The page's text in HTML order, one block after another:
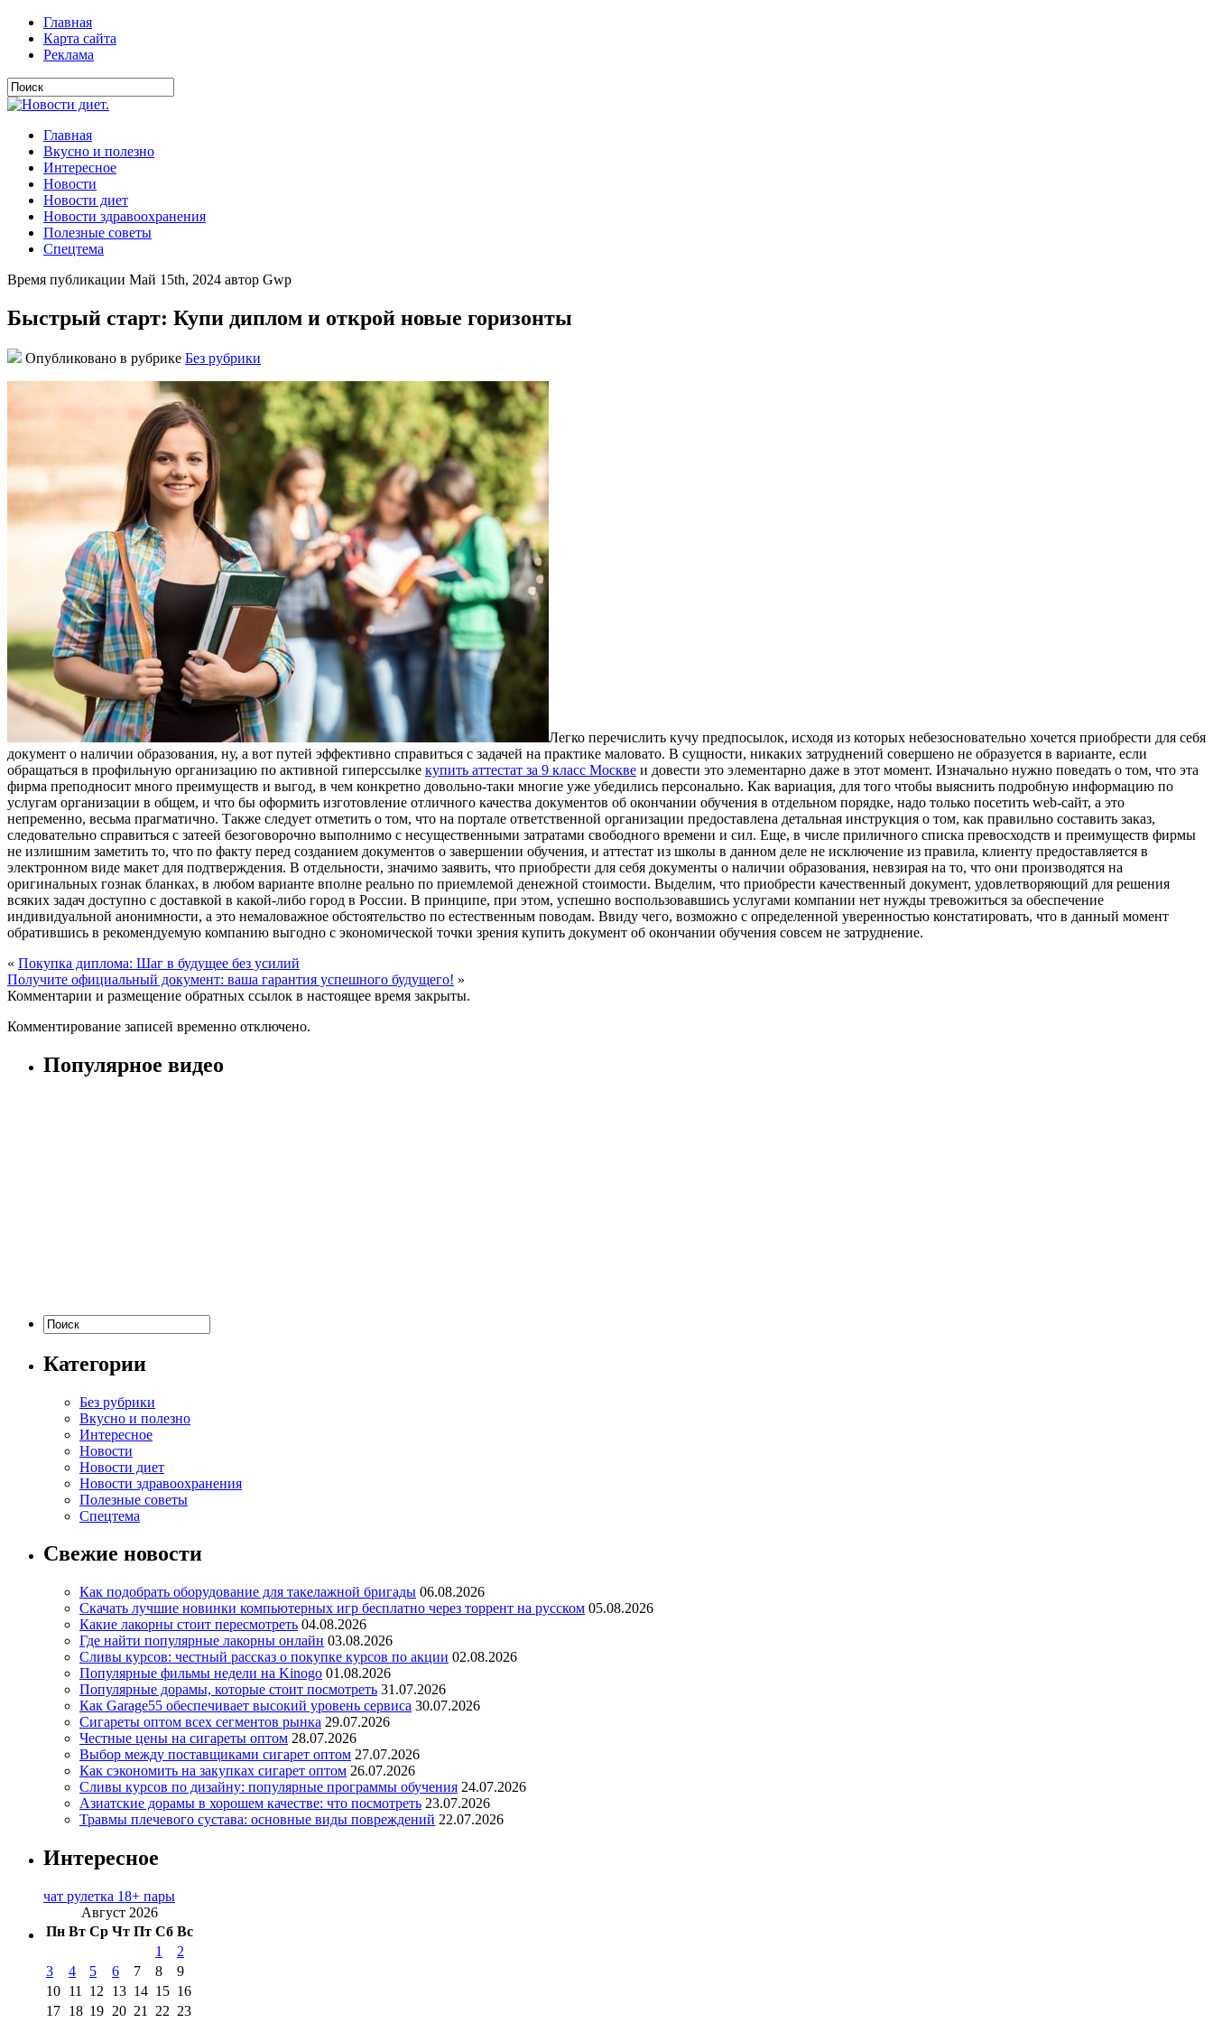
Главная
Карта сайта
Реклама
Главная
Вкусно и полезно
Интересное
Новости
Новости диет
Новости здравоохранения
Полезные советы
Спецтема
Время публикации Май 15th, 2024 автор Gwp
Быстрый старт: Купи диплом и открой новые горизонты
Опубликовано в рубрике Без рубрики
Легко перечислить кучу предпосылок, исходя из которых небезосновательно хочется приобрести для себя
документ о наличии образования, ну, а вот путей эффективно справиться с задачей на практике маловато. В сущности, никаких затруднений совершено не образуется в варианте, если
обращаться в профильную организацию по активной гиперссылке купить аттестат за 9 класс Москве и довести это элементарно даже в этот момент. Изначально нужно поведать о том, что эта
фирма преподносит много преимуществ и выгод, в чем конкретно довольно-таки многие уже убедились персонально. Как вариация, для того чтобы выяснить подробную информацию по
услугам организации в общем, и что бы оформить изготовление отличного качества документов об окончании обучения в отдельном порядке, надо только посетить web-сайт, а это
непременно, весьма прагматично. Также следует отметить о том, что на портале ответственной организации предоставлена детальная инструкция о том, как правильно составить заказ,
следовательно справиться с затеей безоговорочно выполнимо с несущественными затратами свободного времени и сил. Еще, в числе приличного списка превосходств и преимуществ фирмы
не излишним заметить то, что по факту перед созданием документов о завершении обучения, и аттестат из школы в данном деле не исключение из правила, клиенту предоставляется в
электронном виде макет для подтверждения. В отдельности, значимо заявить, что приобрести для себя документы о наличии образования, невзирая на то, что они производятся на
оригинальных гознак бланках, в любом варианте вполне реально по приемлемой денежной стоимости. Выделим, что приобрести качественный документ, удовлетворяющий для решения
всяких задач доступно с доставкой в какой-либо город в России. В принципе, при этом, успешно воспользовавшись услугами компании нет нужды тревожиться за обеспечение
индивидуальной анонимности, а это немаловажное обстоятельство по естественным поводам. Ввиду чего, возможно с определенной уверенностью констатировать, что в данный момент
обратившись в рекомендуемую компанию выгодно с экономической точки зрения купить документ об окончании обучения совсем не затруднение.
« Покупка диплома: Шаг в будущее без усилий
Получите официальный документ: ваша гарантия успешного будущего! »
Комментарии и размещение обратных ссылок в настоящее время закрыты.
Комментирование записей временно отключено.
Популярное видео
Категории
Без рубрики
Вкусно и полезно
Интересное
Новости
Новости диет
Новости здравоохранения
Полезные советы
Спецтема
Свежие новости
Как подобрать оборудование для такелажной бригады 06.08.2026
Скачать лучшие новинки компьютерных игр бесплатно через торрент на русском 05.08.2026
Какие лакорны стоит пересмотреть 04.08.2026
Где найти популярные лакорны онлайн 03.08.2026
Сливы курсов: честный рассказ о покупке курсов по акции 02.08.2026
Популярные фильмы недели на Kinogo 01.08.2026
Популярные дорамы, которые стоит посмотреть 31.07.2026
Как Garage55 обеспечивает высокий уровень сервиса 30.07.2026
Сигареты оптом всех сегментов рынка 29.07.2026
Честные цены на сигареты оптом 28.07.2026
Выбор между поставщиками сигарет оптом 27.07.2026
Как сэкономить на закупках сигарет оптом 26.07.2026
Сливы курсов по дизайну: популярные программы обучения 24.07.2026
Азиатские дорамы в хорошем качестве: что посмотреть 23.07.2026
Травмы плечевого сустава: основные виды повреждений 22.07.2026
Интересное
чат рулетка 18+ пары
Август 2026
Пн Вт Ср Чт Пт Сб Вс
1
2
3
4 5 6 7 8
9
10 11 12 13 14 15 16
17 18 19 20 21 22 23